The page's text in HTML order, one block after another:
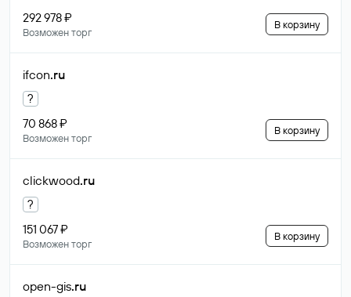
292 978 ₽
Возможен торг
В корзину
ifcon.ru
?
70 868 ₽
Возможен торг
В корзину
clickwood.ru
?
151 067 ₽
Возможен торг
В корзину
open-gis.ru